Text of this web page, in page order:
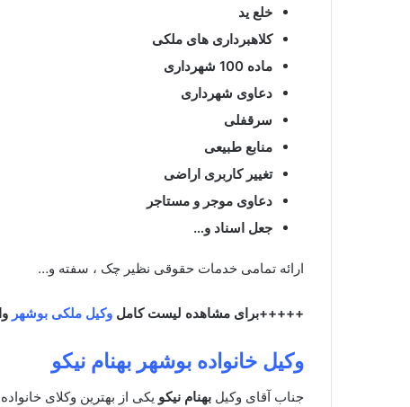
خلع ید
کلاهبرداری های ملکی
ماده 100 شهرداری
دعاوی شهرداری
سرقفلی
منابع طبیعی
تغییر کاربری اراضی
دعاوی موجر و مستاجر
جعل اسناد و…
ارائه تمامی خدمات حقوقی نظیر چک ، سفته و…
+++++برای مشاهده لیست کامل وکیل ملکی بوشهر
وکیل خانواده بوشهر بهنام نیکو
جناب آقای وکیل بهنام نیکو یکی از بهترین وکلای